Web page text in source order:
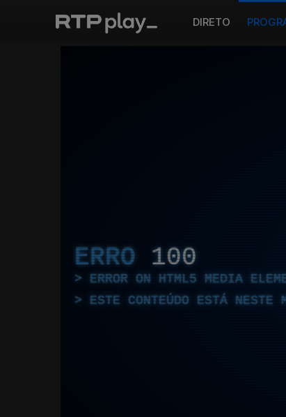
DIRETO
ERRO 100
ERROR ON HTML5 MEDIA
ESTE CONTEÚDO ESTÁ NESTE